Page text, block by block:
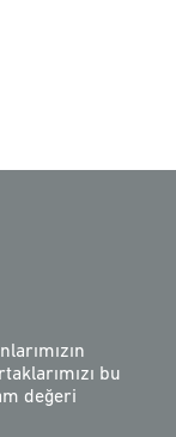
bu
değeri